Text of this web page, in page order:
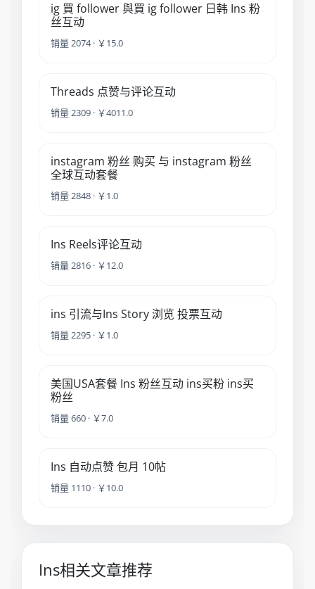
ig 買 follower 與買 ig follower 日韩 Ins 粉
丝互动
销量 2074 · ￥15.0
Threads 点赞与评论互动
销量 2309 · ￥4011.0
instagram 粉丝 购买 与 instagram 粉丝
全球互动套餐
销量 2848 · ￥1.0
Ins Reels评论互动
销量 2816 · ￥12.0
ins 引流与Ins Story 浏览 投票互动
销量 2295 · ￥1.0
美国USA套餐 Ins 粉丝互动 ins买粉 ins买
粉丝
销量 660 · ￥7.0
Ins 自动点赞 包月 10帖
销量 1110 · ￥10.0
Ins相关文章推荐